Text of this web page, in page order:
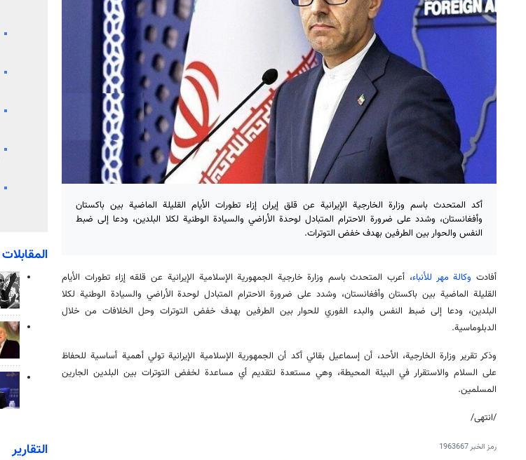
أكد المتحدث باسم وزارة الخارجية الإيرانية عن قلق إيران إزاء تطورات الأيام القليلة الماضية بين باكستان
وأفغانستان، وشدد على ضرورة الاحترام المتبادل لوحدة الأراضي والسيادة الوطنية لكلا البلدين، ودعا إلى ضبط
النفس والحوار بين الطرفين بهدف خفض التوترات.
أفادت وكالة مهر للأنباء، أعرب المتحدث باسم وزارة خارجية الجمهورية الإسلامية الإيرانية عن قلقه إزاء تطورات الأيام
القليلة الماضية بين باكستان وأفغانستان، وشدد على ضرورة الاحترام المتبادل لوحدة الأراضي والسيادة الوطنية لكلا
البلدين، ودعا إلى ضبط النفس والبدء الفوري للحوار بين الطرفين بهدف خفض التوترات وحل الخلافات من خلال
الدبلوماسية.
وذكر تقرير وزارة الخارجية، الأحد، أن إسماعيل بقائي أكد أن الجمهورية الإسلامية الإيرانية تولي أهمية أساسية للحفاظ
على السلام والاستقرار في البيئة المحيطة، وهي مستعدة لتقديم أي مساعدة لخفض التوترات بين البلدين الجارين
المسلمين.
/انتهى/
رمز الخبر1963667
المقابلات
التقارير